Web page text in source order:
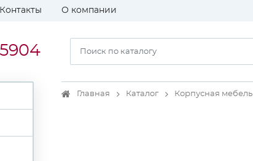
Контакты О компании
Главная Каталог Корпусная мебель